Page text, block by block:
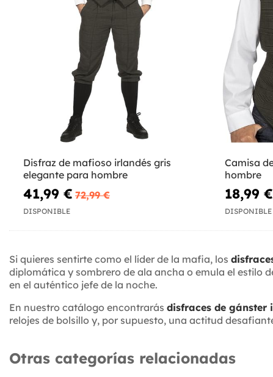
Disfraz de mafioso irlandés gris
elegante para hombre
41,99 € 72,99 €
DISPONIBLE
Camisa
hombre
18,99 €
DISPONIBLE
Si quieres sentirte como el líder de la mafia, los
diplomática y sombrero de ala ancha o emula el estilo
en el auténtico jefe de la noche.
En nuestro catálogo encontrarás disfraces de gánster
relojes de bolsillo y, por supuesto, una actitud
Otras categorías relacionadas